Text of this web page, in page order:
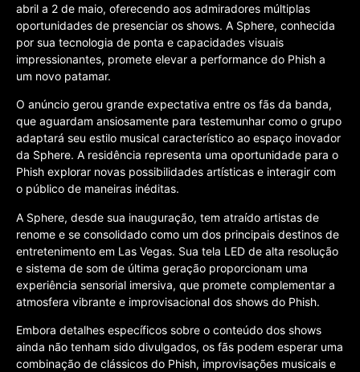
abril a 2 de maio, oferecendo aos admiradores múltiplas
oportunidades de presenciar os shows. A Sphere, conhecida
por sua tecnologia de ponta e capacidades visuais
impressionantes, promete elevar a performance do Phish a
um novo patamar.
O anúncio gerou grande expectativa entre os fãs da banda,
que aguardam ansiosamente para testemunhar como o grupo
adaptará seu estilo musical característico ao espaço inovador
da Sphere. A residência representa uma oportunidade para o
Phish explorar novas possibilidades artísticas e interagir com
o público de maneiras inéditas.
A Sphere, desde sua inauguração, tem atraído artistas de
renome e se consolidado como um dos principais destinos de
entretenimento em Las Vegas. Sua tela LED de alta resolução
e sistema de som de última geração proporcionam uma
experiência sensorial imersiva, que promete complementar a
atmosfera vibrante e improvisacional dos shows do Phish.
Embora detalhes específicos sobre o conteúdo dos shows
ainda não tenham sido divulgados, os fãs podem esperar uma
combinação de clássicos do Phish, improvisações musicais e